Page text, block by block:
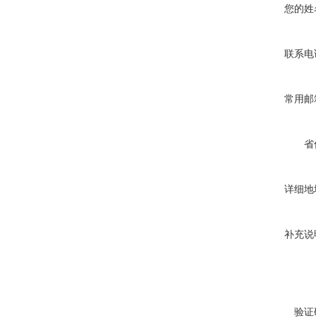
您的姓
联系电
常用邮
省
详细地
补充说
验证